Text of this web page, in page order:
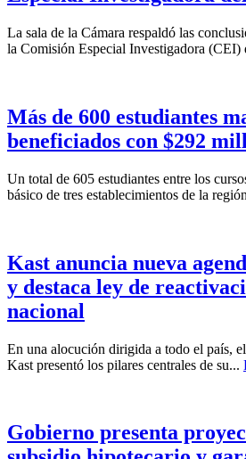
La sala de la Cámara respaldó las
la Comisión Especial Investigadora (CEI)
Más de 600 estudiantes
beneficiados con $292
Un total de 605 estudiantes entre los
básico de tres establecimientos de la
Kast anuncia nueva
y destaca ley de
nacional
En una alocución dirigida a todo el país,
Kast presentó los pilares centrales de su...
Gobierno presenta